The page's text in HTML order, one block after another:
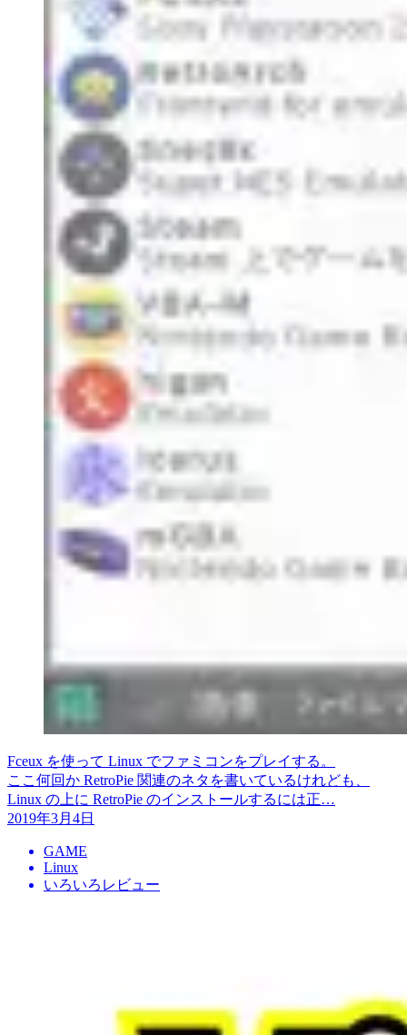
Fceux を使って Linux でファミコンをプレイする。
ここ何回か RetroPie 関連のネタを書いているけれども、
Linux の上に RetroPie のインストールするには正…
2019年3月4日
GAME
Linux
いろいろレビュー